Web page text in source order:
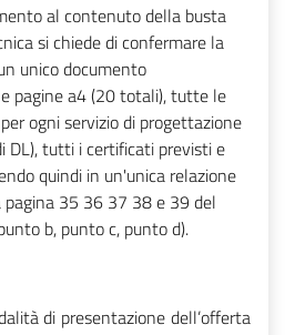
al contenuto della busta
si chiede di confermare la
unico documento
pagine a4 (20 totali), tutte le
ogni servizio di progettazione
DL), tutti i certificati previsti e
quindi in un'unica relazione
35 36 37 38 e 39 del
b, punto c, punto d).
di presentazione dell’offerta